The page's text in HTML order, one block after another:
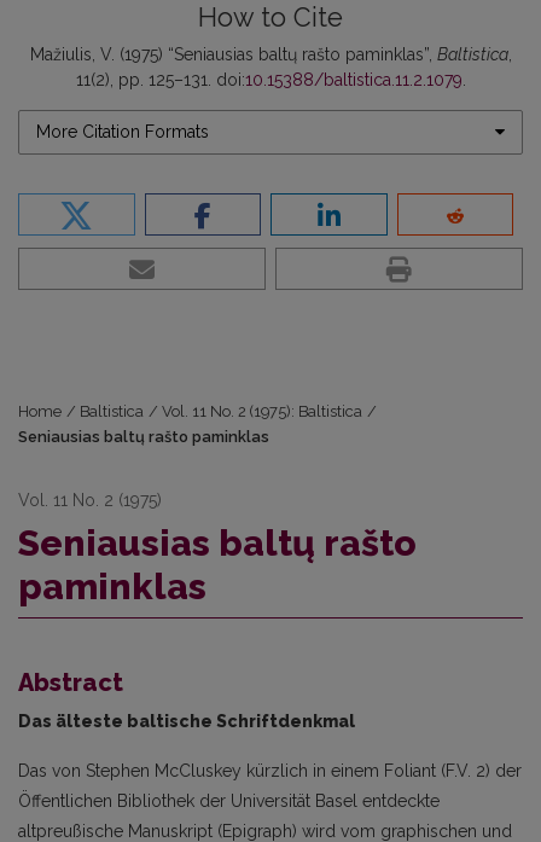
How to Cite
Mažiulis, V. (1975) “Seniausias baltų rašto paminklas”, Baltistica,
11(2), pp. 125–131. doi:10.15388/baltistica.11.2.1079
More Citation Formats
Home / Baltistica / Vol. 11 No. 2 (1975): Baltistica /
Seniausias baltų rašto paminklas
Vol. 11 No. 2 (1975)
Seniausias baltų rašto
paminklas
Abstract
Das älteste baltische Schriftdenkmal
Das von Stephen McCluskey kürzlich in einem Foliant (F.V. 2) der
Öffentlichen Bibliothek der Universität Basel entdeckte
altpreußische Manuskript (Epigraph) wird vom graphi­schen und